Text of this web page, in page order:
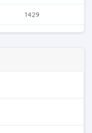
1429